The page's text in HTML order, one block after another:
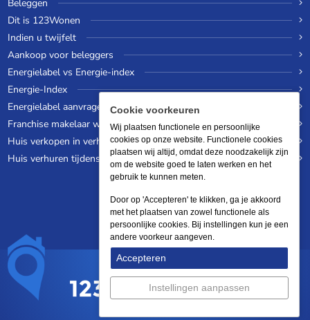
Beleggen
Dit is 123Wonen
Indien u twijfelt
Aankoop voor beleggers
Energielabel vs Energie-index
Energie-Index
Energielabel aanvragen
Franchise makelaar worden
Huis verkopen in verhuurde staat
Huis verhuren tijdens een wereldreis
Cookie voorkeuren
Wij plaatsen functionele en persoonlijke
cookies op onze website. Functionele cookies
plaatsen wij altijd, omdat deze noodzakelijk zijn
om de website goed te laten werken en het
gebruik te kunnen meten.
Door op 'Accepteren' te klikken, ga je akkoord
met het plaatsen van zowel functionele als
persoonlijke cookies. Bij instellingen kun je een
andere voorkeur aangeven.
Accepteren
Instellingen aanpassen